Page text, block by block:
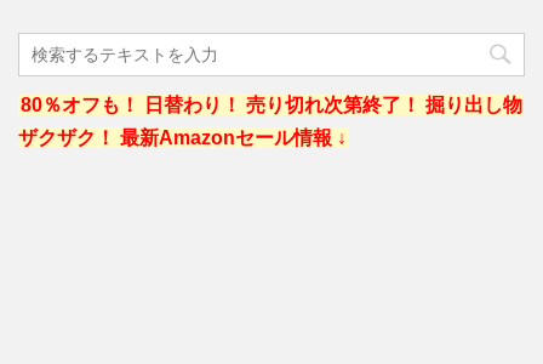
80％オフも！ 日替わり！ 売り切れ次第終了！ 掘り出し物
ザクザク！ 最新Amazonセール情報 ↓